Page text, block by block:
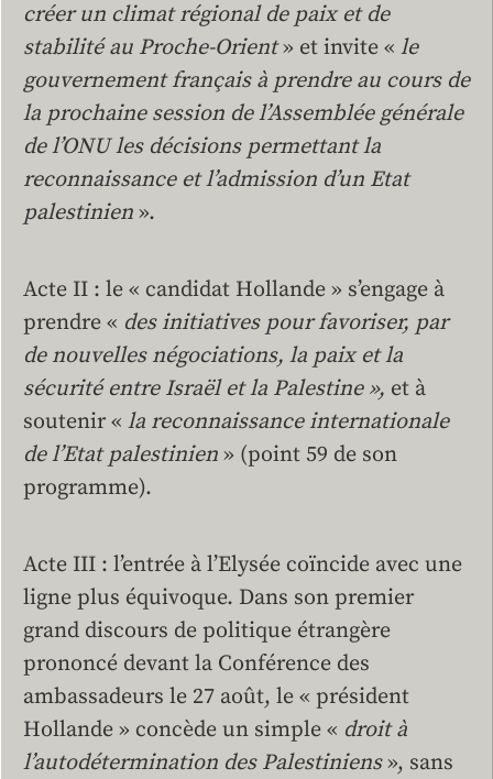
créer un climat régional de paix et de
stabilité au Proche-Orient» et invite « le
gouvernement français à prendre au cours de
la prochaine session de l’Assemblée générale
de l’ONU les décisions permettant la
reconnaissance et l’admission d’un Etat
palestinien ».
Acte II : le « candidat Hollande » s’engage à
prendre « des initiatives pour favoriser, par
de nouvelles négociations, la paix et la
sécurité entre Israël et la Palestine », et à
soutenir « la reconnaissance internationale
de l’Etat palestinien » (point 59 de son
programme).
Acte III : l’entrée à l’Elysée coïncide avec une
ligne plus équivoque. Dans son premier
grand discours de politique étrangère
prononcé devant la Conférence des
ambassadeurs le 27 août, le « président
Hollande » concède un simple « droit à
l’autodétermination des Palestiniens», sans